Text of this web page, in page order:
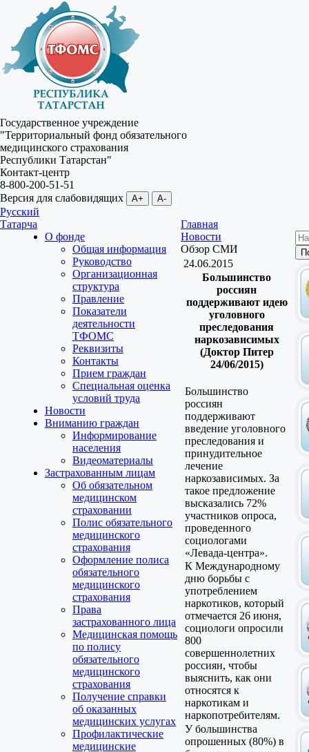
Государственное учреждение
"Территориальный фонд обязательного
медицинского страхования
Республики Татарстан"
Контакт-центр
8-800-200-51-51
Версия для слабовидящих
A+ A-
Русский
Татарча
О фонде
Общая информация
Руководство
Организационная
структура
Правление
Показатели
деятельности
ТФОМС
Реквизиты
Контакты
Прием граждан
Специальная оценка
условий труда
Новости
Вниманию граждан
Информирование
населения
Видеоматериалы
Застрахованным лицам
Об обязательном
медицинском
страховании
Полис обязательного
медицинского
страхования
Оформление полиса
обязательного
медицинского
страхования
Права
застрахованного лица
Медицинская помощь
по полису
обязательного
медицинского
страхования
Получение справки
об оказанных
медицинских услугах
Профилактические
медицинские
Главная
Новости
Обзор СМИ
24.06.2015
Большинство
россиян
поддерживают идею
уголовного
преследования
наркозависимых
(Доктор Питер
24/06/2015)
Большинство
россиян
поддерживают
введение уголовного
преследования и
принудительное
лечение
наркозависимых. За
такое предложение
высказались 72%
участников опроса,
проведенного
социологами
«Левада-центра».
К Международному
дню борьбы с
употреблением
наркотиков, который
отмечается 26 июня,
социологи опросили
800
совершеннолетних
россиян, чтобы
выяснить, как они
относятся к
наркотикам и
наркопотребителям.
У большинства
опрошенных (80%) в